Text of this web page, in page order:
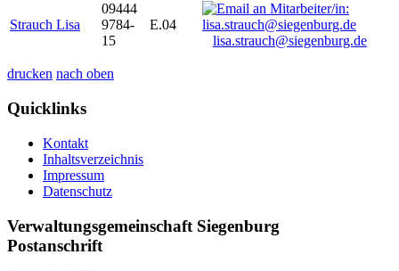
Strauch Lisa
09444
9784-
15
E.04
lisa.strauch@siegenburg.de
drucken nach oben
Quicklinks
Kontakt
Inhaltsverzeichnis
Impressum
Datenschutz
Verwaltungsgemeinschaft Siegenburg
Postanschrift